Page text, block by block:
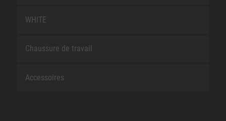
WHITE
Chaussure de travail
Accessoires